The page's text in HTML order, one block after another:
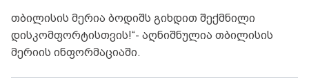
თბილისის მერია ბოდიშს გიხდით შექმნილი
დისკომფორტისთვის!“- აღნიშნულია თბილისის
მერიის ინფორმაციაში.